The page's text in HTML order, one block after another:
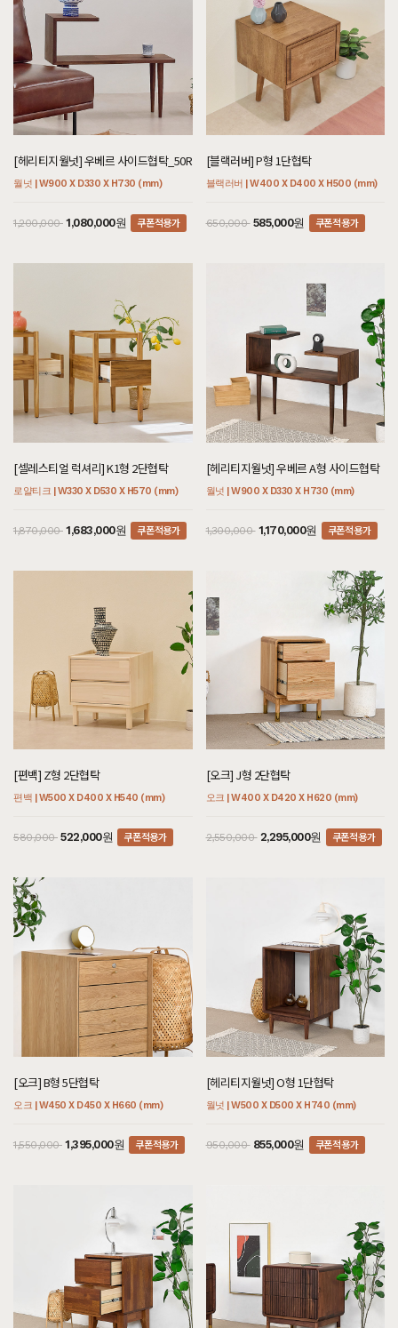
[헤리티지월넛] 우베르 사이드협탁_50R
월넛 | W900 X D330 X H730 (mm)
1,200,000 1,080,000원 쿠폰적용가
[블랙러버] P형 1단협탁
블랙러버 | W400 X D400 X H500 (mm)
650,000 585,000원 쿠폰적용가
[셀레스티얼 럭셔리] K1형 2단협탁
로얄티크 | W330 X D530 X H570 (mm)
1,870,000 1,683,000원 쿠폰적용가
[헤리티지월넛] 우베르 A형 사이드협탁
월넛 | W900 X D330 X H730 (mm)
1,300,000 1,170,000원 쿠폰적용가
[편백] Z형 2단협탁
편백 | W500 X D400 X H540 (mm)
580,000 522,000원 쿠폰적용가
[오크] J형 2단협탁
오크 | W400 X D420 X H620 (mm)
2,550,000 2,295,000원 쿠폰적용가
[오크] B형 5단협탁
오크 | W450 X D450 X H660 (mm)
1,550,000 1,395,000원 쿠폰적용가
[헤리티지월넛] O형 1단협탁
월넛 | W500 X D500 X H740 (mm)
950,000 855,000원 쿠폰적용가